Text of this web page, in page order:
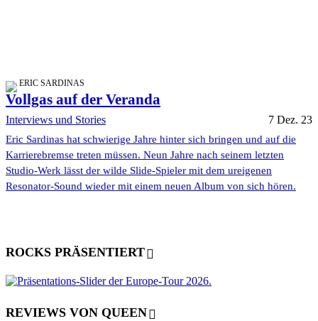
ERIC SARDINAS
Vollgas auf der Veranda
Interviews und Stories 7 Dez. 23
Eric Sardinas hat schwierige Jahre hinter sich bringen und auf die
Karrierebremse treten müssen. Neun Jahre nach seinem letzten
Studio-Werk lässt der wilde Slide-Spieler mit dem ureigenen
Resonator-Sound wieder mit einem neuen Album von sich hören.
ROCKS PRÄSENTIERT
REVIEWS VON QUEEN